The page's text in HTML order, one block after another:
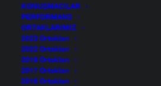
KONUŞMACILAR
PERFORMANS
ORTAKLARIMIZ
2023 Ortakları
2022 Ortakları
2018 Ortakları
2017 Ortakları
2016 Ortakları